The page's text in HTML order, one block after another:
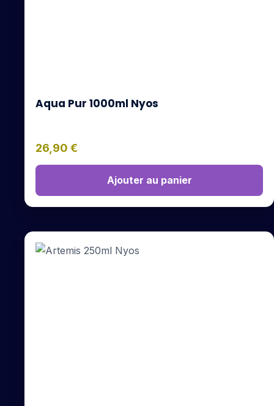
Aqua Pur 1000ml Nyos
26,90 €
Ajouter au panier